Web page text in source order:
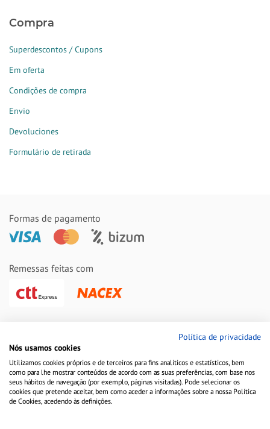
Compra
Superdescontos / Cupons
Em oferta
Condições de compra
Envio
Devoluciones
Formulário de retirada
Formas de pagamento
Remessas feitas com
Aviso Legal Política de Cookies Política de Privacidade
Política de privacidade
Nós usamos cookies
Utilizamos cookies próprios e de terceiros para fins analíticos e estatísticos, bem
como para lhe mostrar conteúdos de acordo com as suas preferências, com base nos
seus hábitos de navegação (por exemplo, páginas visitadas). Pode selecionar os
cookies que pretende aceitar, bem como aceder a informações sobre a nossa Política
de Cookies, acedendo às definições.